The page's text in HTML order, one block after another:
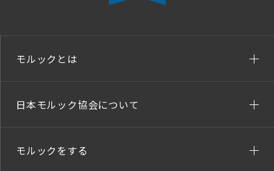
モルックとは
日本モルック協会について
モルックをする